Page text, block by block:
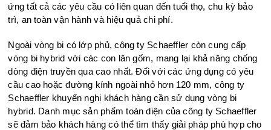
ứng tất cả các yêu cầu có liên quan đến tuổi thọ, chu kỳ bảo
trì, an toàn vận hành và hiệu quả chi phí.
Ngoài vòng bi có lớp phủ, công ty Schaeffler còn cung cấp
vòng bi hybrid với các con lăn gốm, mang lại khả năng chống
dòng điện truyền qua cao nhất. Đối với các ứng dụng có yêu
cầu cao hoặc đường kính ngoài nhỏ hơn 120 mm, công ty
Schaeffler khuyến nghị khách hàng cần sử dụng vòng bi
hybrid. Danh mục sản phẩm toàn diện của công ty Schaeffler
sẽ đảm bảo khách hàng có thể tìm thấy giải pháp phù hợp cho